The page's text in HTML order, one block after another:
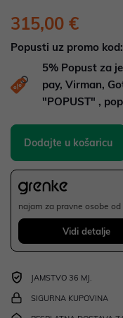
315,00 €
Popusti uz promo kod:
5% Popust za
pay, Virman,
"POPUST" ,
Dodajte u košaricu
najam za pravne osobe
Vidi detalje
JAMSTVO 36 MJ.
SIGURNA KUPOVINA